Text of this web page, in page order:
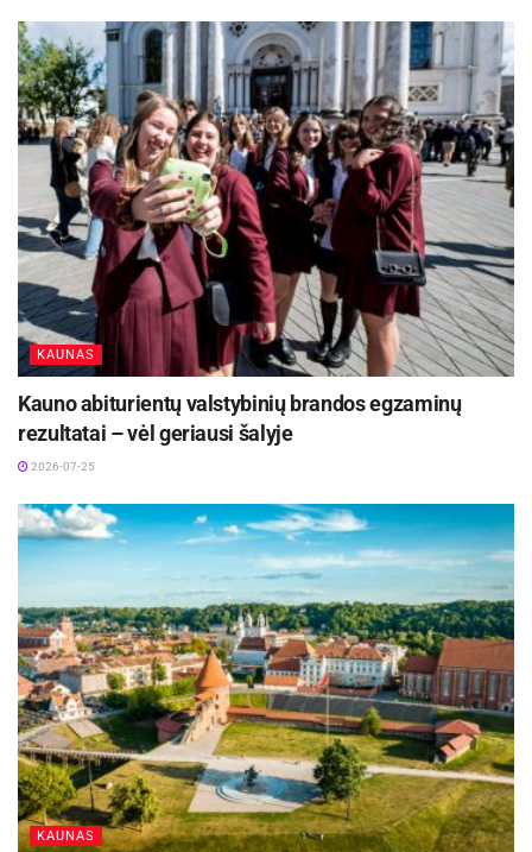
KAUNAS
Kauno abiturientų valstybinių brandos egzaminų
rezultatai – vėl geriausi šalyje
2026-07-25
KAUNAS